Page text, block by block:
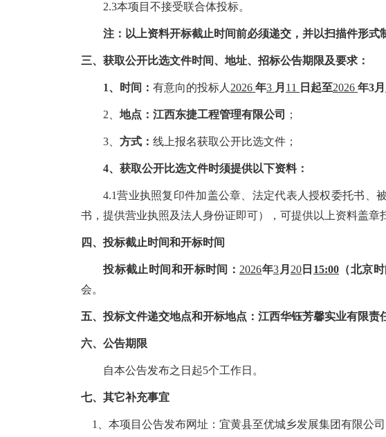
2.3本项目不接受联合体投标。
注：以上资料开标截止时间前必须递交，并以扫描件形式
三、获取公开比选文件时间、地址、招标公告期限及要求：
1、时间：有意向的投标人 2026年3 月 11 日起至2026年3月
2、 地点： 江西东捷工程管理有限公司 ；
3、 方式： 线 上报名获取公开比选文件 ；
4、获取公开比选文件时须提供以下资料：
4.1营业执照复印件加盖公章、法定代表人授权委托书、
书，提供营业执照及法人身份证即可）
， 可提供以上资料盖章
四、 投标截止时间和开标时间
投标截止时间和开标时间： 2026年3 月 20 日 15:00（北京时
会。
五、投标文件递交地点和开标地点：江西华钰芳馨实业有限责
六、公告期限
自本公告发布之日起5个工作日。
七、 其它补充事宜
1、本项目公告发布网址： 宜黄县至优城乡发展集团有限公司